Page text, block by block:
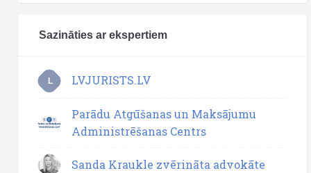
Sazināties ar ekspertiem
L LVJURISTS.LV
Parādu Atgūšanas un Maksājumu
Administrēšanas Centrs
Sanda Kraukle zvērināta advokāte